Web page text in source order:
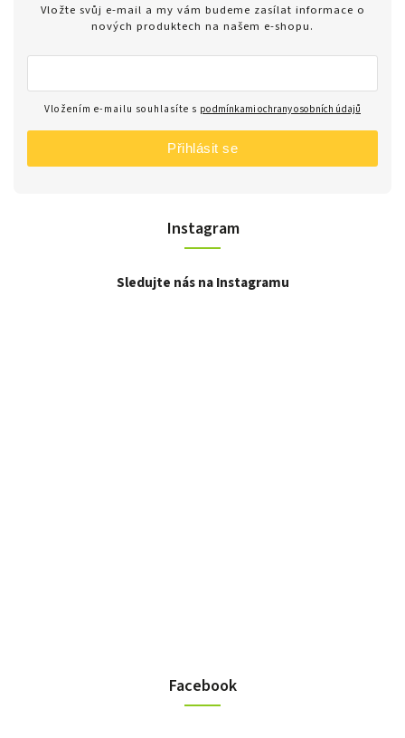
Instagram
Sledujte nás na Instagramu
Vložte svůj e-mail a my vám budeme zasílat informace o
nových produktech na našem e-shopu.
Vložením e-mailu souhlasíte s podmínkami ochrany osobních údajů
Přihlásit se
Facebook